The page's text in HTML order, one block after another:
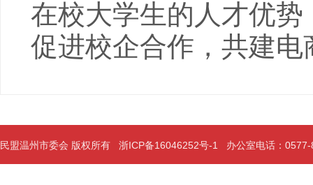
在校大学生的人才优
促进校企合作，共建电
民盟温州市委会 版权所有 浙ICP备16046252号-1 办公室电话：